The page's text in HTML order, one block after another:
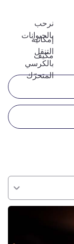
نرحب
بالحيوانات
إمكانية
التنقل
بالكرسي
المتحرّك
مكيف